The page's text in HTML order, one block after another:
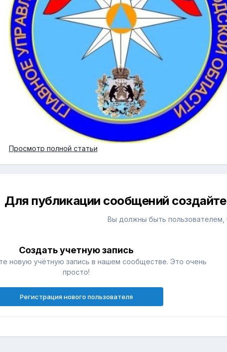
Просмотр полной статьи
Для публикации сообщений
Вы должны быть пользователем,
Создать учетную запись
новую учётную запись в нашем сообществе. Это очень
просто!
Регистрация нового пользователя